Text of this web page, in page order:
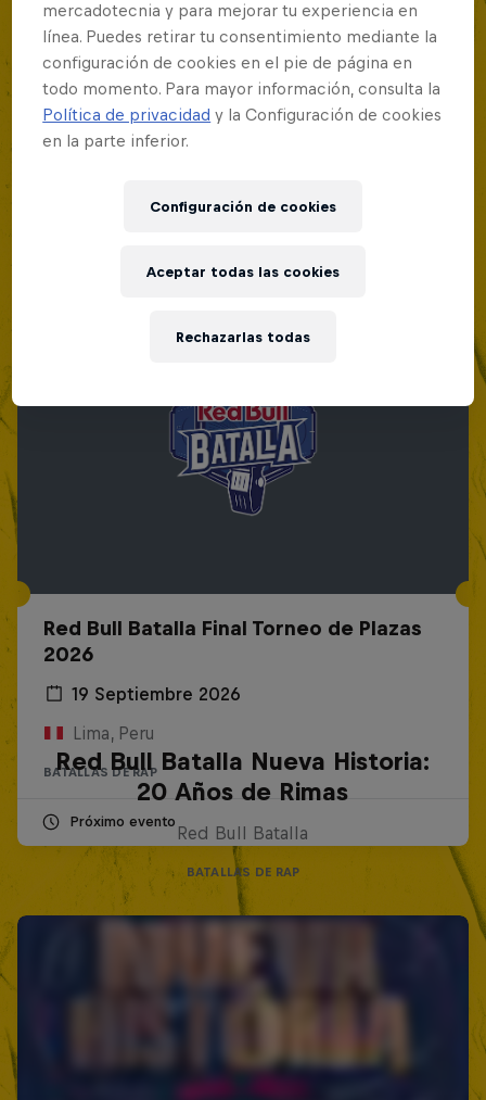
Red Bull Batalla Final Torneo de Plazas
2026
19 Septiembre 2026
Lima, Peru
BATALLAS DE RAP
Próximo evento
Red Bull Batalla Nueva Historia:
20 Años de Rimas
Red Bull Batalla
BATALLAS DE RAP
mercadotecnia y para mejorar tu experiencia en
línea. Puedes retirar tu consentimiento mediante la
configuración de cookies en el pie de página en
todo momento. Para mayor información, consulta la
Política de privacidad y la Configuración de cookies
en la parte inferior.
Configuración de cookies
Rechazarlas todas
Aceptar todas las cookies